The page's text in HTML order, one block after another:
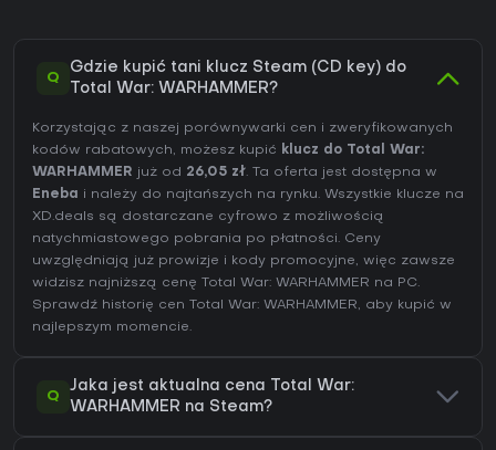
Q
Gdzie kupić tani klucz Steam (CD key) do
Total War: WARHAMMER?
Korzystając z naszej porównywarki cen i zweryfikowanych
kodów rabatowych, możesz kupić klucz do Total War:
WARHAMMER już od 26,05 zł. Ta oferta jest dostępna w
Eneba i należy do najtańszych na rynku. Wszystkie klucze na
XD.deals są dostarczane cyfrowo z możliwością
natychmiastowego pobrania po płatności. Ceny
uwzględniają już prowizje i kody promocyjne, więc zawsze
widzisz najniższą cenę Total War: WARHAMMER na PC.
Sprawdź historię cen Total War: WARHAMMER, aby kupić w
najlepszym momencie.
Q
Jaka jest aktualna cena Total War:
WARHAMMER na Steam?